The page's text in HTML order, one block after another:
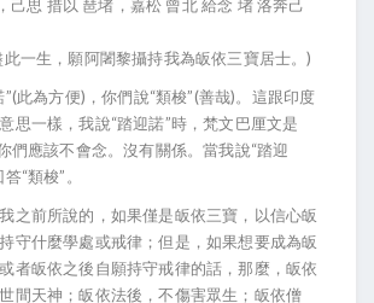
己思 措以 琶堵，嘉松 曾北 給念 堵 洛奔己
一生，願阿闍黎攝持我為皈依三寶居士。)
”(此為方便)，你們說“類梭”(善哉)。這跟印度
思一樣，我說“踏迎諾”時，梵文巴厘文是
們應該不會念。沒有關係。當我說“踏迎
“類梭”。
之前所說的，如果僅是皈依三寶，以信心皈
守什麼學處或戒律；但是，如果想要成為皈
者皈依之後自願持守戒律的話，那麼，皈依
間天神；皈依法後，不傷害眾生；皈依僧